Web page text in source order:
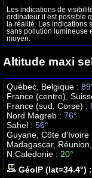
Les indications de
ordinateur il est possible
la réalité. Les indications
sans pollution lumineuse
moyen.
Altitude maxi
Québec, Belgique :
France (centre),
France (sud, Corse) :
Nord Magreb : 76°
Sahel : 56°
Guyane, Côte d'Ivoire
Madagascar,
N.Caledonie : 20°
GéoIP (lat=34.4°) :